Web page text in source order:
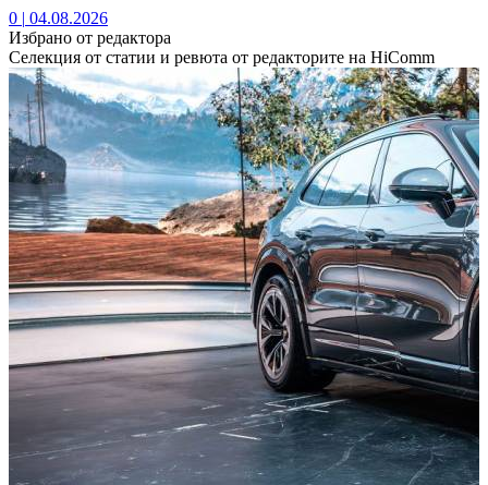
0 | 04.08.2026
Избрано от редактора
Селекция от статии и ревюта от редакторите на HiComm